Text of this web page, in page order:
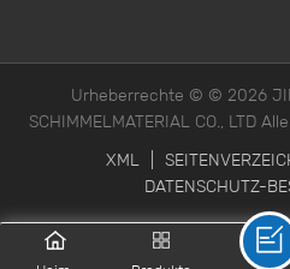
Urheberrechte © © 2026
SCHIMMELMATERIAL CO., LTD
XML
DATENSCHUTZ-